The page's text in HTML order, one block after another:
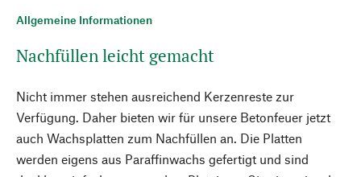
Allgemeine Informationen
Nachfüllen leicht gemacht
Nicht immer stehen ausreichend Kerzenreste zur
Verfügung. Daher bieten wir für unsere Betonfeuer jetzt
auch Wachsplatten zum Nachfüllen an. Die Platten
werden eigens aus Paraffinwachs gefertigt und sind